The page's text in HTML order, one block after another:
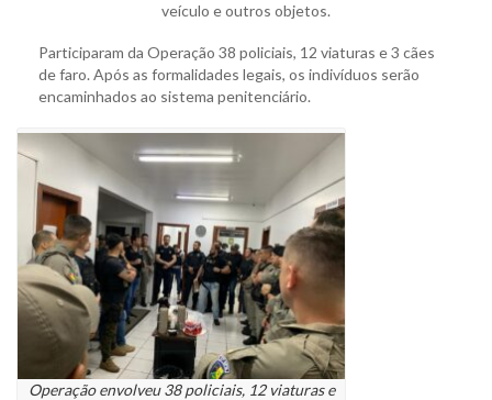
veículo e outros objetos.
Participaram da Operação 38 policiais, 12 viaturas e 3 cães
de faro. Após as formalidades legais, os indivíduos serão
encaminhados ao sistema penitenciário.
Operação envolveu 38 policiais, 12 viaturas e